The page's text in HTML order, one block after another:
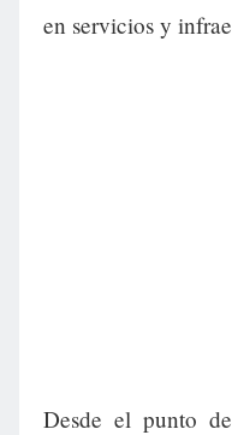
en servicios y
Desde el punto